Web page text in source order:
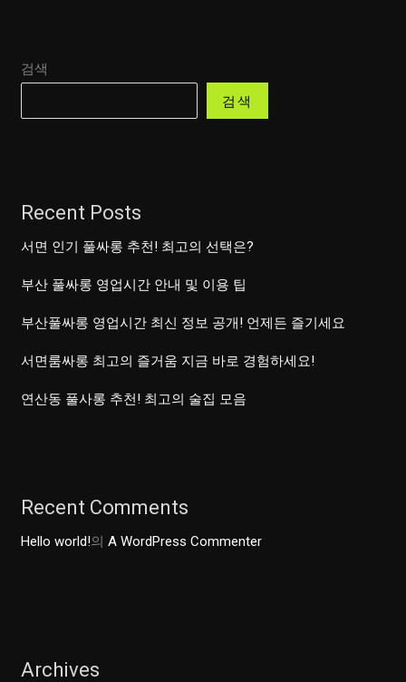
결
투
우
공
검색
검색
Recent Posts
서면 인기 풀싸롱 추천! 최고의 선택은?
부산 풀싸롱 영업시간 안내 및 이용 팁
부산풀싸롱 영업시간 최신 정보 공개! 언제든 즐기세요
서면룸싸롱 최고의 즐거움 지금 바로 경험하세요!
연산동 풀사롱 추천! 최고의 술집 모음
Recent Comments
Hello world!의A WordPress Commenter
Archives